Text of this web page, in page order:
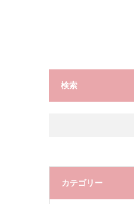
検索
カテゴリー